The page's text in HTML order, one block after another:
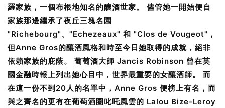
羅家族，一個布根地知名的釀酒世家。 儘管她一開始便自
家族那邊繼承了夜丘三塊名園
"Richebourg"、"Echezeaux" 和 "Clos de Vougeot"，
但Anne Gros的釀酒風格和時至今日她取得的成就，絕非
依賴家族的庇蔭。 葡萄酒大師 Jancis Robinson 曾在英
國金融時報上列出她心目中，世界最重要的女釀酒師。 而
在這一份不到20人的名單中，Anne Gros 便榜上有名，而
與之齊名的更有在葡萄酒圈叱吒風雲的 Lalou Bize-Leroy